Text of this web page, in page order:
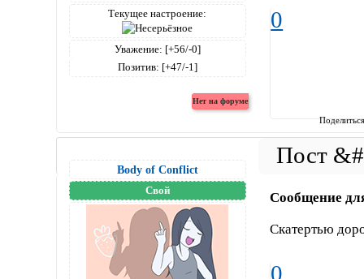
Текущее настроение:
Уважение: [+56/-0]
Позитив: [+47/-1]
0
Body of Conflict
Свой Сообщение
Скатертью
0